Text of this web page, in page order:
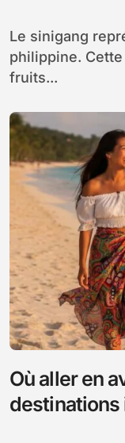
Le sinigang représente un pilier de la cuisine
philippine.
fruits...
Où aller en